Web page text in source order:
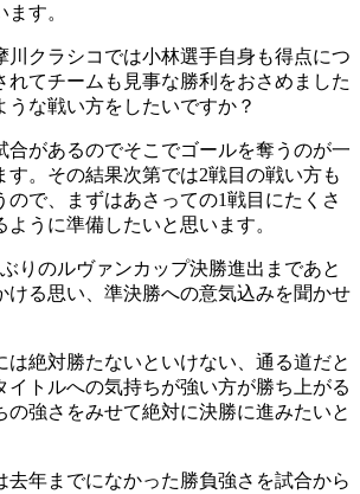
す。
クラシコでは小林選手自身も得点につ
れてチームも見事な勝利をおさめました
うな戦い方をしたいですか？
合があるのでそこでゴールを奪うのが一
す。その結果次第では2戦目の戦い方も
ので、まずはあさっての1戦目にたくさ
うに準備したいと思います。
りのルヴァンカップ決勝進出まであと
ける思い、準決勝への意気込みを聞かせ
は絶対勝たないといけない、通る道だと
イトルへの気持ちが強い方が勝ち上がる
の強さをみせて絶対に決勝に進みたいと
去年までになかった勝負強さを試合から